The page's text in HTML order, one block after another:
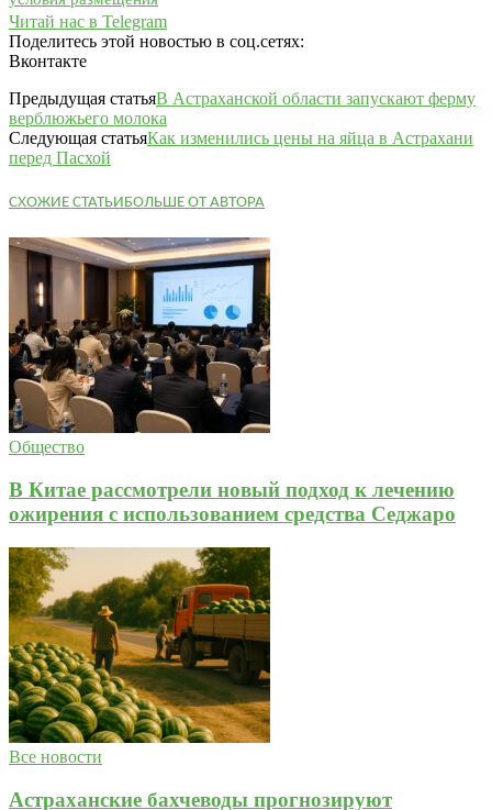
Читай нас в Telegram
Поделитесь этой новостью в соц.сетях:
Вконтакте
Предыдущая статьяВ Астраханской области запускают ферму
верблюжьего молока
Следующая статьяКак изменились цены на яйца в Астрахани
перед Пасхой
СХОЖИЕ СТАТЬИБОЛЬШЕ ОТ АВТОРА
Общество
В Китае рассмотрели новый подход к лечению
ожирения с использованием средства Седжаро
Все новости
Астраханские бахчеводы прогнозируют